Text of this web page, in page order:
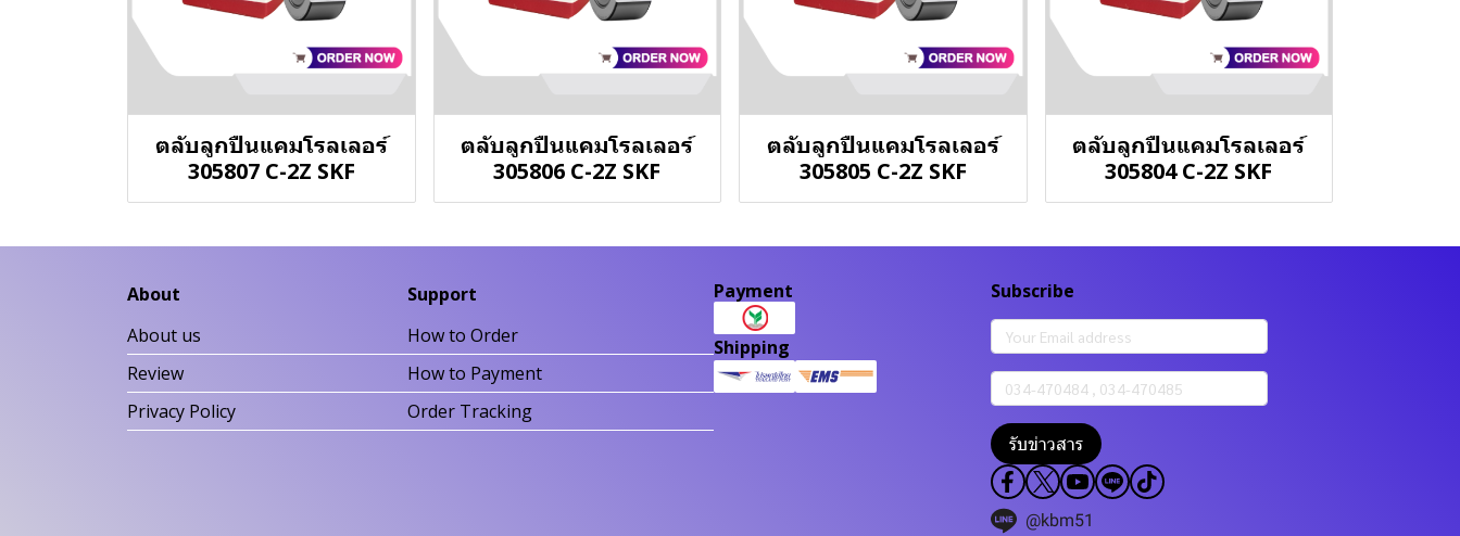
ตลับลูกปืนแคมโรลเลอร์
305807 C-2Z SKF
ตลับลูกปืนแคมโรลเลอร์
305806 C-2Z SKF
ตลับลูกปืนแคมโรลเลอร์
305805 C-2Z SKF
ตลับลูกปืนแคมโรลเลอร์
305804 C-2Z SKF
About
About us
Review
Privacy Policy
Support
How to Order
How to Payment
Order Tracking
Payment
Shipping
Subscribe
รับข่าวสาร
@kbm51